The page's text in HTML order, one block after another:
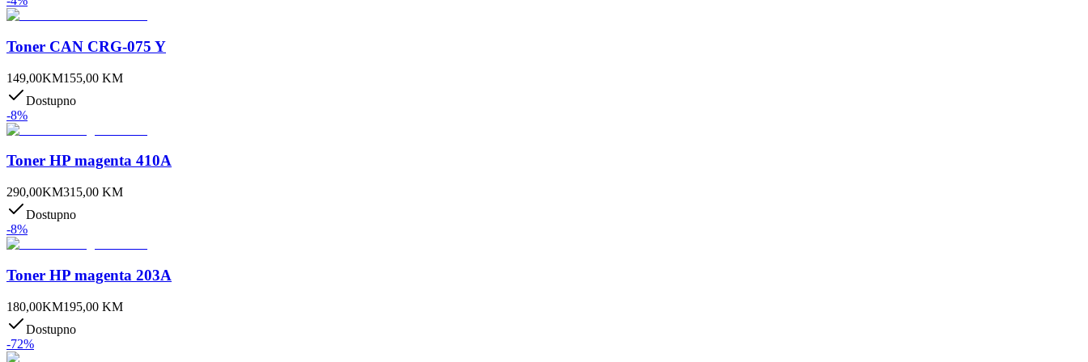
Toner CAN CRG-075 Y
149,00KM155,00 KM
Dostupno
-8%
Toner HP magenta 410A
290,00KM315,00 KM
Dostupno
-8%
Toner HP magenta 203A
180,00KM195,00 KM
Dostupno
-72%